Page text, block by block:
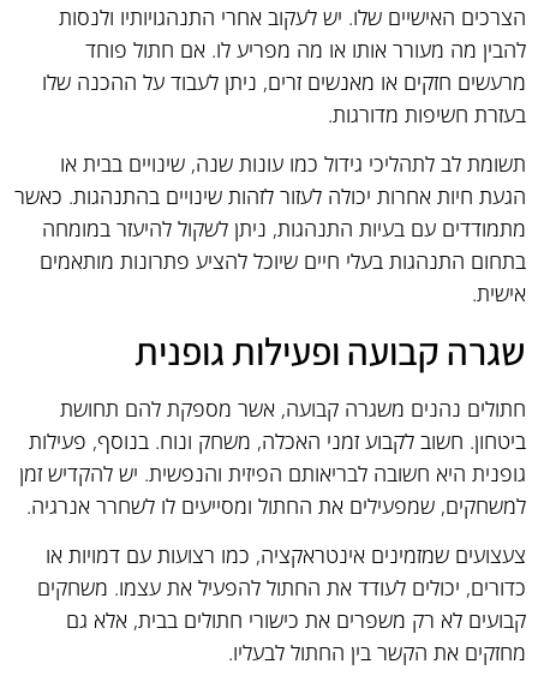
הצרכים האישיים שלו. יש לעקוב אחרי התנהגויותיו ולנסות
להבין מה מעורר אותו או מה מפריע לו. אם חתול פוחד
מרעשים חזקים או מאנשים זרים, ניתן לעבוד על ההכנה שלו
בעזרת חשיפות מדורגות.
תשומת לב לתהליכי גידול כמו עונות שנה, שינויים בבית או
הגעת חיות אחרות יכולה לעזור לזהות שינויים בהתנהגות. כאשר
מתמודדים עם בעיות התנהגות, ניתן לשקול להיעזר במומחה
בתחום התנהגות בעלי חיים שיוכל להציע פתרונות מותאמים
אישית.
שגרה קבועה ופעילות גופנית
חתולים נהנים משגרה קבועה, אשר מספקת להם תחושת
ביטחון. חשוב לקבוע זמני האכלה, משחק ונוח. בנוסף, פעילות
גופנית היא חשובה לבריאותם הפיזית והנפשית. יש להקדיש זמן
למשחקים, שמפעילים את החתול ומסייעים לו לשחרר אנרגיה.
צעצועים שמזמינים אינטראקציה, כמו רצועות עם דמויות או
כדורים, יכולים לעודד את החתול להפעיל את עצמו. משחקים
קבועים לא רק משפרים את כישורי חתולים בבית, אלא גם
מחזקים את הקשר בין החתול לבעליו.